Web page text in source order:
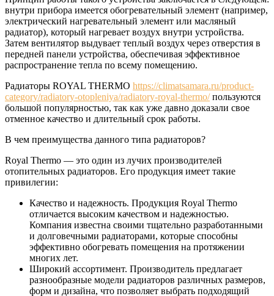
внутри прибора имеется обогревательный элемент (например,
электрический нагревательный элемент или масляный
радиатор), который нагревает воздух внутри устройства.
Затем вентилятор выдувает теплый воздух через отверстия в
передней панели устройства, обеспечивая эффективное
распространение тепла по всему помещению.
Радиаторы ROYAL THERMO https://climatsamara.ru/product-
category/radiatory-otopleniya/radiatory-royal-thermo/пользуются
большой популярностью, так как уже давно доказали свое
отменное качество и длительный срок работы.
В чем преимущества данного типа радиаторов?
Royal Thermo — это один из лучих производителей
отопительных радиаторов. Его продукция имеет такие
привилегии:
Качество и надежность. Продукция Royal Thermo
отличается высоким качеством и надежностью.
Компания известна своими тщательно разработанными
и долговечными радиаторами, которые способны
эффективно обогревать помещения на протяжении
многих лет.
Широкий ассортимент. Производитель предлагает
разнообразные модели радиаторов различных размеров,
форм и дизайна, что позволяет выбрать подходящий